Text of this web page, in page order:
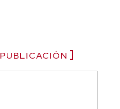
PUBLICACIÓN